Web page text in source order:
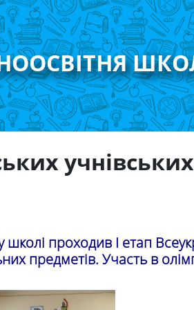
учнівських
школі проходив І етап
предметів. Участь в